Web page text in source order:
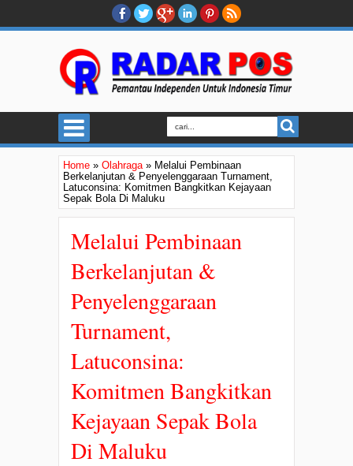
Home » Olahraga» Melalui Pembinaan
Berkelanjutan & Penyelenggaraan Turnament,
Latuconsina: Komitmen Bangkitkan Kejayaan
Sepak Bola Di Maluku
Melalui Pembinaan
Berkelanjutan &
Penyelenggaraan
Turnament,
Latuconsina:
Komitmen Bangkitkan
Kejayaan Sepak Bola
Di Maluku